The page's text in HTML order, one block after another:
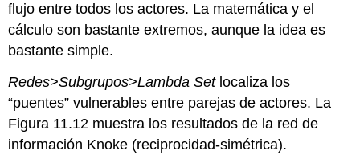
flujo entre todos los actores. La matemática y el
cálculo son bastante extremos, aunque la idea es
bastante simple.
Redes>Subgrupos>Lambda Setlocaliza los
“puentes” vulnerables entre parejas de actores. La
Figura 11.12 muestra los resultados de la red de
información Knoke (reciprocidad-simétrica).